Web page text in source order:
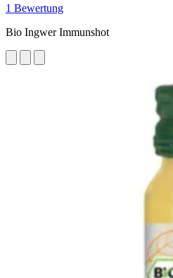
1 Bewertung
Bio Ingwer Immunshot